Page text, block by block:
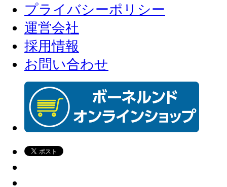
プライバシーポリシー
運営会社
採用情報
お問い合わせ